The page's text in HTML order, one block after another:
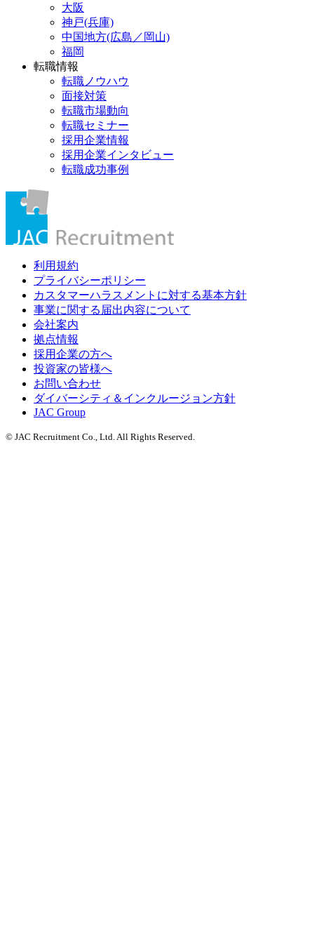
大阪
神戸(兵庫)
中国地方(広島／岡山)
福岡
転職情報
転職ノウハウ
面接対策
転職市場動向
転職セミナー
採用企業情報
採用企業インタビュー
転職成功事例
利用規約
プライバシーポリシー
カスタマーハラスメントに対する基本方針
事業に関する届出内容について
会社案内
拠点情報
採用企業の方へ
投資家の皆様へ
お問い合わせ
ダイバーシティ＆インクルージョン方針
JAC Group
© JAC Recruitment Co., Ltd. All Rights Reserved.